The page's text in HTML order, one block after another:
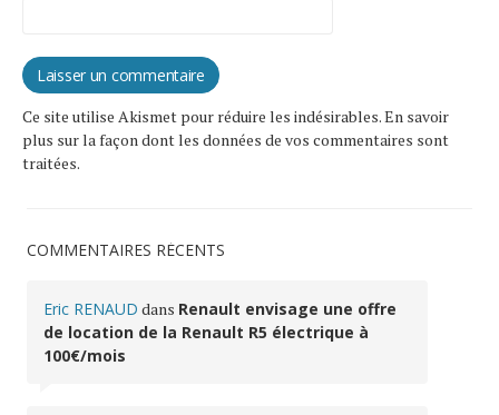
Ce site utilise Akismet pour réduire les indésirables.En savoir
plus sur la façon dont les données de vos commentaires sont
traitées.
COMMENTAIRES RÉCENTS
Eric RENAUD dans Renault envisage une offre
de location de la Renault R5 électrique à
100€/mois